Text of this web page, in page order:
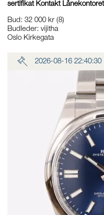
sertifikat Kontakt
Bud: 32 000 kr (8)
Budleder: vijitha
Oslo Kirkegata
2026-08-16 22:40:30